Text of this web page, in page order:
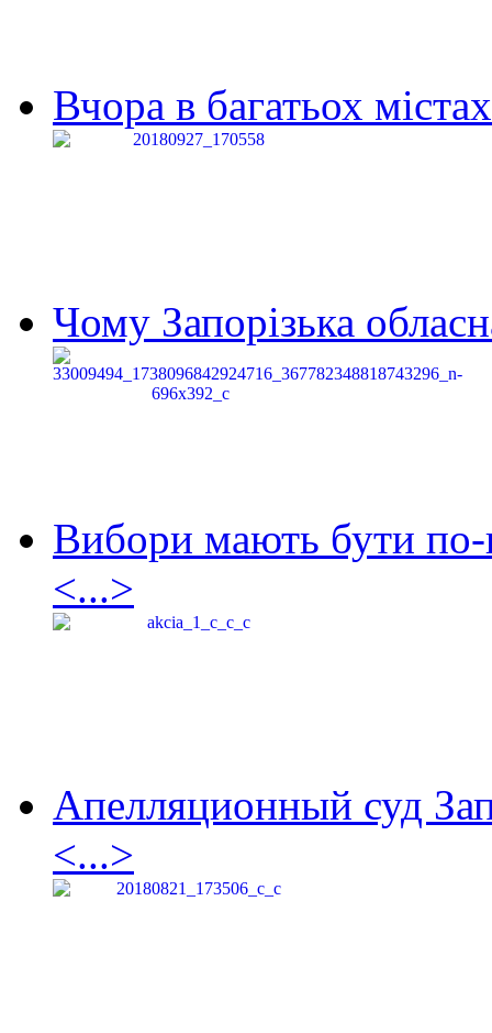
Вчора в багатьох
Чому Запорізька
Вибори мають бути по-
<...>
Апелляционный суд
<...>